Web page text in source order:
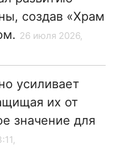
создав «Храм
26 июля 2026,
усиливает
их от
значение для